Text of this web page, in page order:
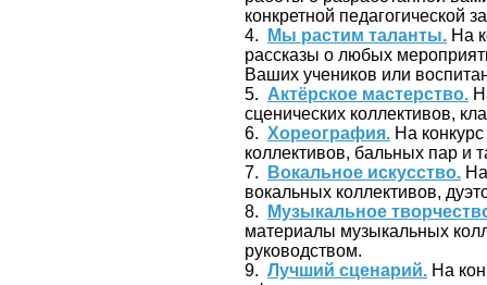
конкретной педагогической
4.
Мы растим таланты. На
рассказы о любых
Ваших учеников или
5. Актёрское мастерство.
сценических коллективов,
6. Хореография. На
коллективов, бальных пар и
7.
Вокальное искусство.
вокальных коллективов,
8.
Музыкальное
материалы музыкальных
руководством.
9. Лучший сценарий. На